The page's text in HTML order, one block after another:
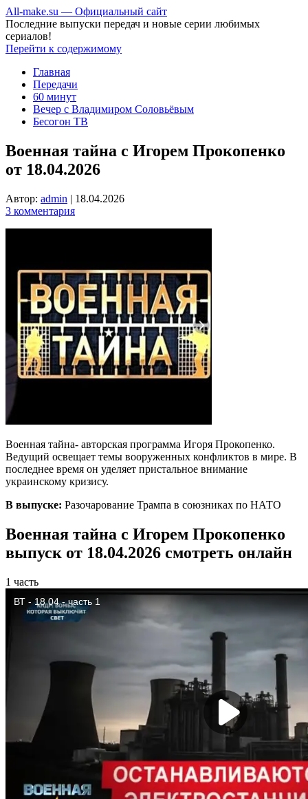
All-make.su — Официальный сайт
Последние выпуски передач и новые серии любимых
сериалов!
Перейти к содержимому
Главная
Передачи
60 минут
Вечер с Владимиром Соловьёвым
Бесогон ТВ
Военная тайна с Игорем Прокопенко
от 18.04.2026
Автор: admin | 18.04.2026
3 комментария
Военная тайна- авторская программа Игоря Прокопенко.
Ведущий освещает темы вооруженных конфликтов в мире. В
последнее время он уделяет пристальное внимание
украинскому кризису.
В выпуске: Разочарование Трампа в союзниках по НАТО
Военная тайна с Игорем Прокопенко
выпуск от 18.04.2026 смотреть онлайн
1 часть